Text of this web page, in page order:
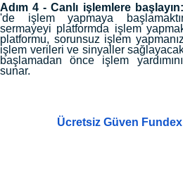
Adım 4 - Canlı işlemlere başlayın:
'de işlem yapmaya
sermayeyi platformda işlem
platformu, sorunsuz işlem
işlem verileri ve sinyaller
başlamadan önce işlem
sunar.
Ücretsiz Güven